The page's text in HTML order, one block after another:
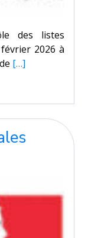
des listes
2026 à
[…]